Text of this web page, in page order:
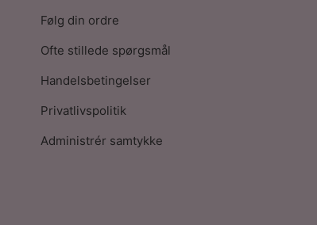
Følg din ordre
Ofte stillede spørgsmål
Handelsbetingelser
Privatlivspolitik
Administrér samtykke